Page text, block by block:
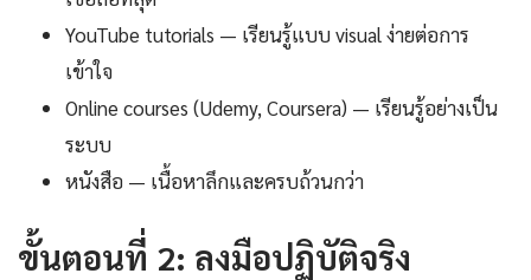
YouTube tutorials — เรียนรู้แบบ visual ง่ายต่อการ
เข้าใจ
Online courses (Udemy, Coursera) — เรียนรู้อย่างเป็น
ระบบ
หนังสือ — เนื้อหาลึกและครบถ้วนกว่า
ขั้นตอนที่ 2: ลงมือปฏิบัติจริง